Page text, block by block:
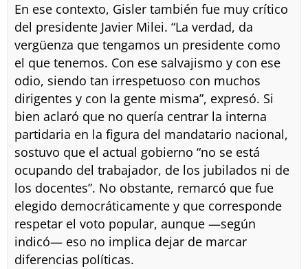
En ese contexto, Gisler también fue muy crítico
del presidente Javier Milei. “La verdad, da
vergüenza que tengamos un presidente como
el que tenemos. Con ese salvajismo y con ese
odio, siendo tan irrespetuoso con muchos
dirigentes y con la gente misma”, expresó. Si
bien aclaró que no quería centrar la interna
partidaria en la figura del mandatario nacional,
sostuvo que el actual gobierno “no se está
ocupando del trabajador, de los jubilados ni de
los docentes”. No obstante, remarcó que fue
elegido democráticamente y que corresponde
respetar el voto popular, aunque —según
indicó— eso no implica dejar de marcar
diferencias políticas.